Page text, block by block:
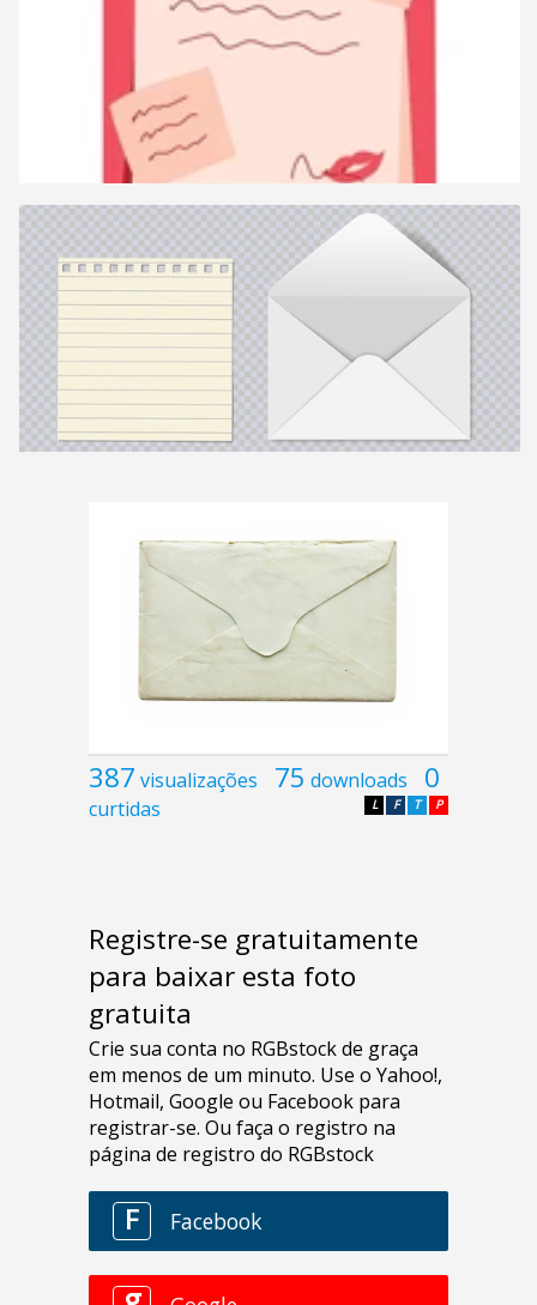
387 visualizações 75 downloads 0
curtidas P
T
F
L
Registre-se gratuitamente
para baixar esta foto
gratuita